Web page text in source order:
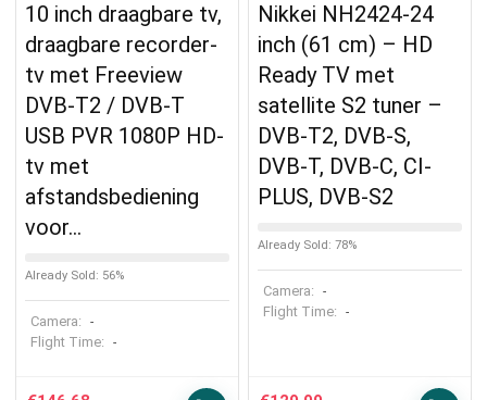
10 inch draagbare tv,
draagbare recorder-
tv met Freeview
DVB-T2 / DVB-T
USB PVR 1080P HD-
tv met
afstandsbediening
voor…
Already Sold: 56%
Camera: -
Flight Time: -
Nikkei NH2424-24
inch (61 cm) – HD
Ready TV met
satellite S2 tuner –
DVB-T2, DVB-S,
DVB-T, DVB-C, CI-
PLUS, DVB-S2
Already Sold: 78%
Camera: -
Flight Time: -